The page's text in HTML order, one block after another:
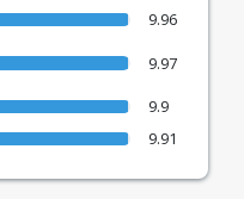
9.96
9.97
9.9
9.91